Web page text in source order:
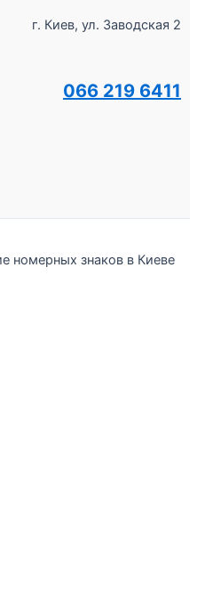
г. Киев, ул. Заводская 2
066 219 6411
номерных знаков в Киеве